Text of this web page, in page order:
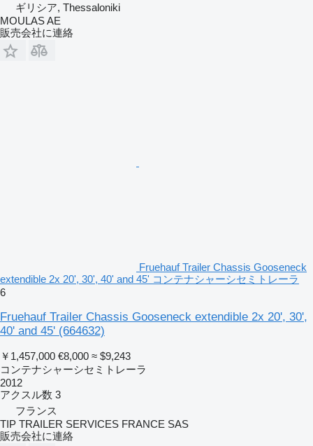
ギリシア, Thessaloniki
MOULAS AE
販売会社に連絡
Fruehauf Trailer Chassis Gooseneck
extendible 2x 20', 30', 40' and 45' コンテナシャーシセミトレーラ
6
Fruehauf Trailer Chassis Gooseneck extendible 2x 20', 30',
40' and 45' (664632)
￥1,457,000 €8,000 ≈ $9,243
コンテナシャーシセミトレーラ
2012
アクスル数 3
フランス
TIP TRAILER SERVICES FRANCE SAS
販売会社に連絡